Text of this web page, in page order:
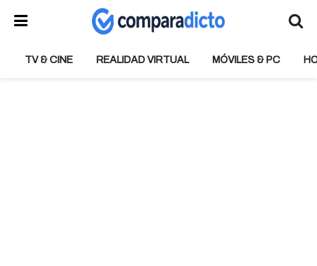
TV & CINE REALIDAD VIRTUAL MÓVILES & PC